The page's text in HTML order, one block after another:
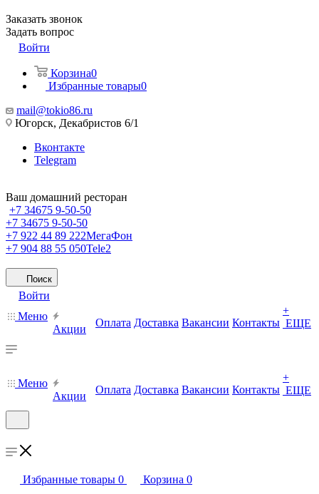
Заказать звонок
Задать вопрос
Войти
Корзина0
Избранные товары0
mail@tokio86.ru
Югорск, Декабристов 6/1
Вконтакте
Telegram
Ваш домашний ресторан
+7 34675 9-50-50
+7 34675 9-50-50
+7 922 44 89 222МегаФон
+7 904 88 55 050Tele2
Поиск
Войти
Меню
Акции
Оплата Доставка Вакансии Контакты
+
ЕЩЕ
Меню
Акции
Оплата Доставка Вакансии Контакты
+
ЕЩЕ
Избранные товары 0 Корзина 0